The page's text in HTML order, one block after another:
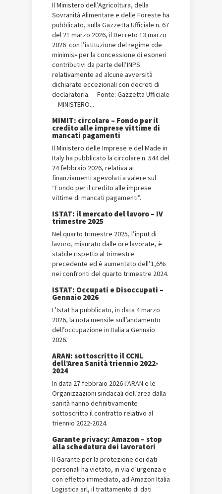
Il Ministero dell’Agricoltura, della
Sovranità Alimentare e delle Foreste ha
pubblicato, sulla Gazzetta Ufficiale n. 67
del 21 marzo 2026, il Decreto 13 marzo
2026 con l’istituzione del regime «de
minimis» per la concessione di esoneri
contributivi da parte dell’INPS
relativamente ad alcune avversità
dichiarate eccezionali con decreti di
declaratoria. Fonte: Gazzetta Ufficiale
MINISTERO...
MIMIT: circolare – Fondo per il
credito alle imprese vittime di
mancati pagamenti
Il Ministero delle Imprese e del Made in
Italy ha pubblicato la circolare n. 544 del
24 febbraio 2026, relativa ai
finanziamenti agevolati a valere sul
“Fondo per il credito alle imprese
vittime di mancati pagamenti”.
ISTAT: il mercato del lavoro – IV
trimestre 2025
Nel quarto trimestre 2025, l’input di
lavoro, misurato dalle ore lavorate, è
stabile rispetto al trimestre
precedente ed è aumentato dell’1,6%
nei confronti del quarto trimestre 2024.
ISTAT: Occupati e Disoccupati –
Gennaio 2026
L’Istat ha pubblicato, in data 4 marzo
2026, la nota mensile sull’andamento
dell’occupazione in Italia a Gennaio
2026.
ARAN: sottoscritto il CCNL
dell’Area Sanità triennio 2022-
2024
In data 27 febbraio 2026 l’ARAN e le
Organizzazioni sindacali dell’area dalla
sanità hanno definitivamente
sottoscritto il contratto relativo al
triennio 2022-2024.
Garante privacy: Amazon – stop
alla schedatura dei lavoratori
Il Garante per la protezione dei dati
personali ha vietato, in via d’urgenza e
con effetto immediato, ad Amazon Italia
Logistica srl, il trattamento di dati